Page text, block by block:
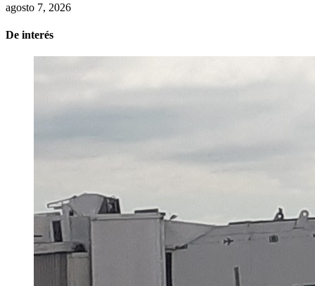
agosto 7, 2026
De interés